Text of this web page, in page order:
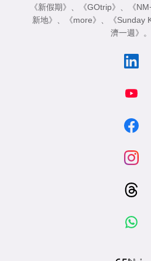
《新假期》 、 《GOtrip》 、 《
新地》 、 《more》 、 《Sunday
濟一週》 。